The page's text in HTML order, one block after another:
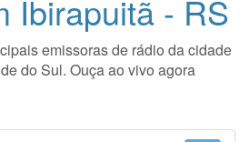
Ibirapuitã - RS
emissoras de rádio da cidade
do Sul. Ouça ao vivo agora